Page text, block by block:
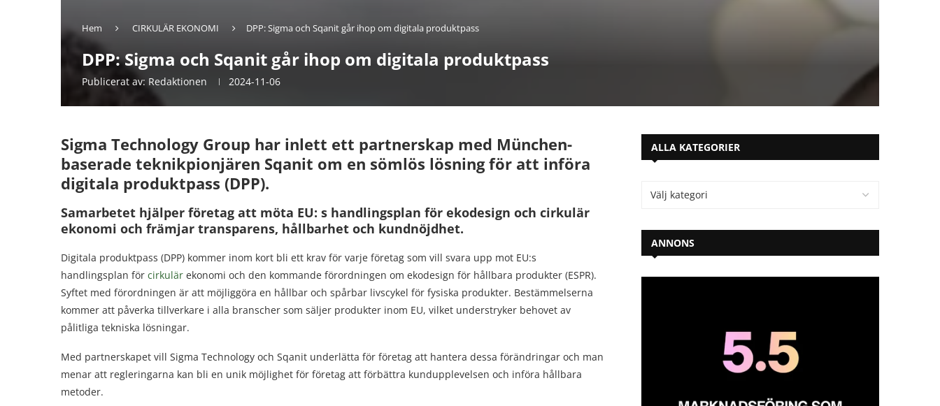
Hem CIRKULÄR EKONOMI DPP: Sigma och Sqanit går ihop om digitala produktpass
DPP: Sigma och Sqanit går ihop om digitala produktpass
Publicerat av: Redaktionen 2024-11-06
Sigma Technology Group har inlett ett partnerskap med München-
baserade teknikpionjären Sqanit om en sömlös lösning för att införa
digitala produktpass (DPP).
Samarbetet hjälper företag att möta EU: s handlingsplan för ekodesign och cirkulär
ekonomi och främjar transparens, hållbarhet och kundnöjdhet.
Digitala produktpass (DPP) kommer inom kort bli ett krav för varje företag som vill svara upp mot EU:s
handlingsplan för cirkulär ekonomi och den kommande förordningen om ekodesign för hållbara produkter (ESPR).
Syftet med förordningen är att möjliggöra en hållbar och spårbar livscykel för fysiska produkter. Bestämmelserna
kommer att påverka tillverkare i alla branscher som säljer produkter inom EU, vilket understryker behovet av
pålitliga tekniska lösningar.
Med partnerskapet vill Sigma Technology och Sqanit underlätta för företag att hantera dessa förändringar och man
menar att regleringarna kan bli en unik möjlighet för företag att förbättra kundupplevelsen och införa hållbara
metoder.
ALLA KATEGORIER
ANNONS